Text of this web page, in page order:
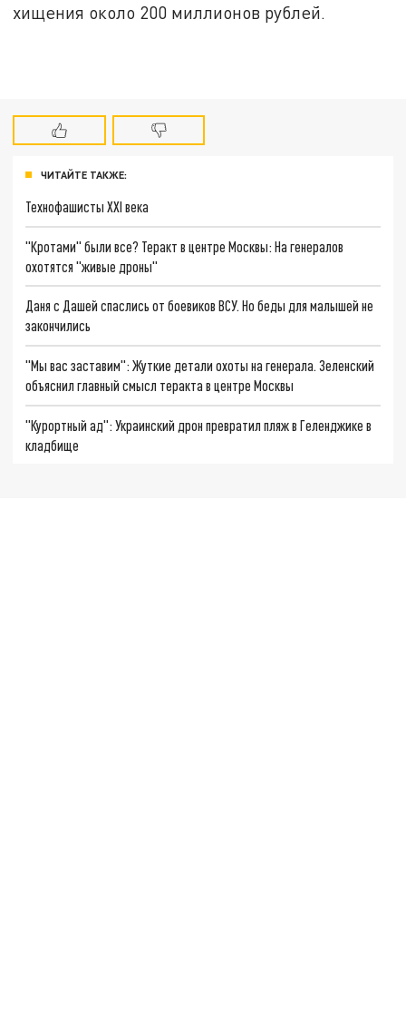
хищения около 200 миллионов рублей.
ЧИТАЙТЕ ТАКЖЕ:
Технофашисты XXI века
"Кротами" были все? Теракт в центре Москвы: На генералов
охотятся "живые дроны"
Даня с Дашей спаслись от боевиков ВСУ. Но беды для малышей не
закончились
"Мы вас заставим": Жуткие детали охоты на генерала. Зеленский
объяснил главный смысл теракта в центре Москвы
"Курортный ад": Украинский дрон превратил пляж в Геленджике в
кладбище